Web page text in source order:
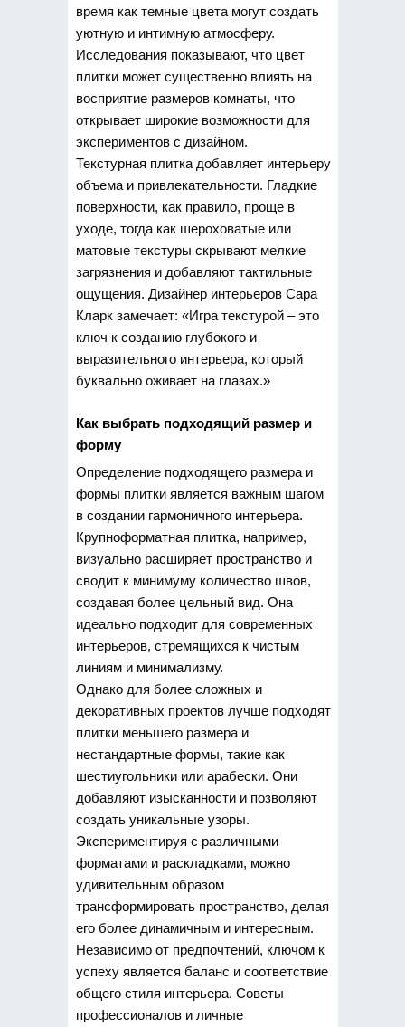
время как темные цвета могут создать
уютную и интимную атмосферу.
Исследования показывают, что цвет
плитки может существенно влиять на
восприятие размеров комнаты, что
открывает широкие возможности для
экспериментов с дизайном.
Текстурная плитка добавляет интерьеру
объема и привлекательности. Гладкие
поверхности, как правило, проще в
уходе, тогда как шероховатые или
матовые текстуры скрывают мелкие
загрязнения и добавляют тактильные
ощущения. Дизайнер интерьеров Сара
Кларк замечает: «Игра текстурой – это
ключ к созданию глубокого и
выразительного интерьера, который
буквально оживает на глазах.»
Как выбрать подходящий размер и
форму
Определение подходящего размера и
формы плитки является важным шагом
в создании гармоничного интерьера.
Крупноформатная плитка, например,
визуально расширяет пространство и
сводит к минимуму количество швов,
создавая более цельный вид. Она
идеально подходит для современных
интерьеров, стремящихся к чистым
линиям и минимализму.
Однако для более сложных и
декоративных проектов лучше подходят
плитки меньшего размера и
нестандартные формы, такие как
шестиугольники или арабески. Они
добавляют изысканности и позволяют
создать уникальные узоры.
Экспериментируя с различными
форматами и раскладками, можно
удивительным образом
трансформировать пространство, делая
его более динамичным и интересным.
Независимо от предпочтений, ключом к
успеху является баланс и соответствие
общего стиля интерьера. Советы
профессионалов и личные